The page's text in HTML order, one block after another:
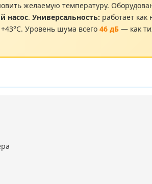
желаемую температуру.
насос. Универсальность: работает
Уровень шума всего 46 дБ — как